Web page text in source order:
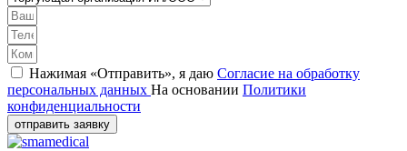
Нажимая «Отправить», я даю Согласие на обработку
персональных данных На основании Политики
конфиденциальности
отправить заявку